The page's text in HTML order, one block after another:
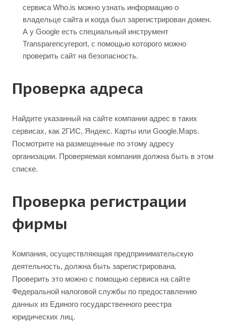
сервиса Who.is можно узнать информацию о
владельце сайта и когда был зарегистрирован домен.
А у Google есть специальный инструмент
Transparencyreport, с помощью которого можно
проверить сайт на безопасность.
Проверка адреса
Найдите указанный на сайте компании адрес в таких
сервисах, как 2ГИС, Яндекс. Карты или Google.Maps.
Посмотрите на размещенные по этому адресу
организации. Проверяемая компания должна быть в этом
списке.
Проверка регистрации
фирмы
Компания, осуществляющая предпринимательскую
деятельность, должна быть зарегистрирована.
Проверить это можно с помощью сервиса на сайте
Федеральной налоговой службы по предоставлению
данных из Единого государственного реестра
юридических лиц.